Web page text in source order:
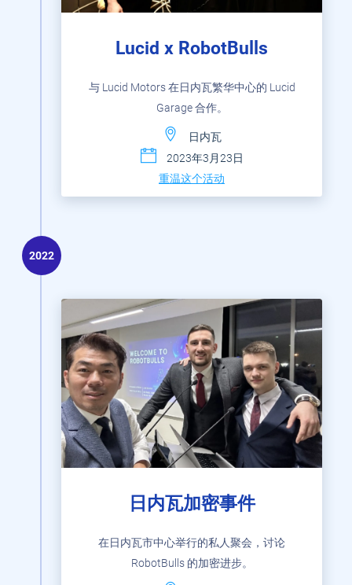
Lucid x RobotBulls
与 Lucid Motors 在日内瓦繁华中心的 Lucid
Garage 合作。
日内瓦
2023年3月23日
重温这个活动
2022
日内瓦加密事件
在日内瓦市中心举行的私人聚会，讨论
RobotBulls 的加密进步。